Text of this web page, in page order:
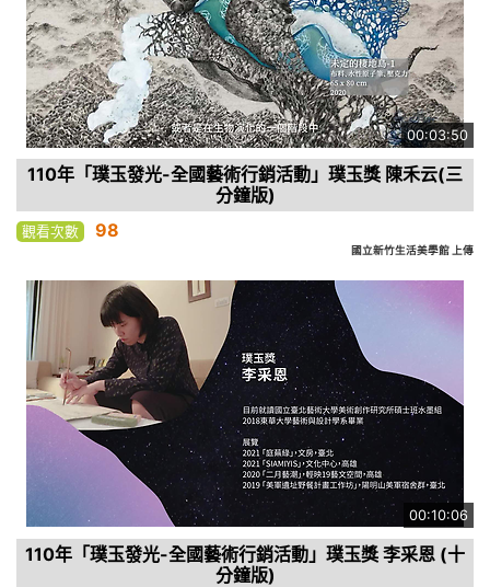
00:03:50
110年「璞玉發光-全國藝術行銷活動」璞玉獎 陳禾云(三
分鐘版)
觀看次數 98
國立新竹生活美學館 上傳
00:10:06
110年「璞玉發光-全國藝術行銷活動」璞玉獎 李采恩 (十
分鐘版)